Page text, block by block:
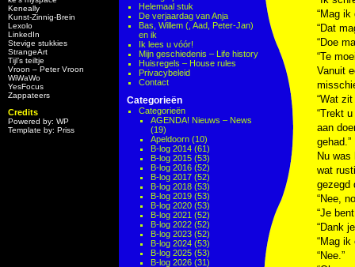
Keneally
Kunst-Zinnig-Brein
Lexolo
LinkedIn
Stevige stukkies
StrangeArt
Tijl’s teiltje
Vroon – Peter Vroon
WiWaWo
YesFocus
Zappateers
Credits
Powered by: WP
Template by: Priss
Helemaal stuk
De verjaardag van Anja
Bas, Willem (, Aad, Peter-Jan)
en ik
Ik lees u vóór!
Mijn geschiedenis – Life history
Huisregels – House rules
Privacybeleid
Contact
Categorieën
Categorieën
AGENDA! Nieuws – News
(19)
Apeldoorn (10)
B-log 2014 (61)
B-log 2015 (53)
B-log 2016 (52)
B-log 2017 (52)
B-log 2018 (53)
B-log 2019 (53)
B-log 2020 (53)
B-log 2021 (52)
B-log 2022 (52)
B-log 2023 (52)
B-log 2024 (53)
B-log 2025 (53)
B-log 2026 (31)
“Mag ik
“Dat
“Doe
“Te
Vanuit
“Wat
“Trekt
aan
gehad.”
Nu
wat
gezegd
“Nee,
“Je
“Dank
“Mag ik
“Nee.”